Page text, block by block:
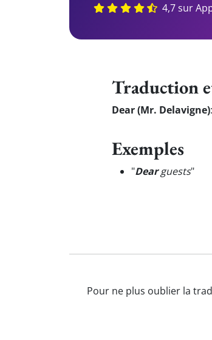
4,7 sur
Traduction
Dear (Mr. Delavigne):
Exemples
"Dearguests"
Pour ne plus oublier la